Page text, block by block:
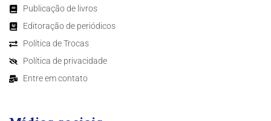
Publicação de livros
Editoração de periódicos
Política de Trocas
Política de privacidade
Entre em contato